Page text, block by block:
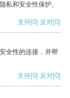
私和安全性保护。
支持[0] 反对[0]
全性的连接，并帮
支持[0] 反对[0]